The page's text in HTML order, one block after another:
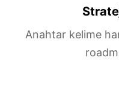
Anahtar kelime